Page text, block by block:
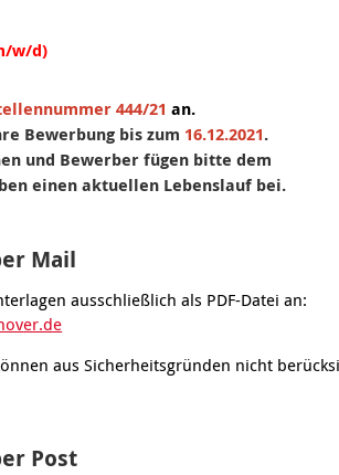
w/d)
444/21an.
Bewerbung bis zum 16.12.2021.
und Bewerber fügen bitte dem
einen aktuellen Lebenslauf bei.
Mail
ausschließlich als PDF-Datei an:
aus Sicherheitsgründen nicht
Post